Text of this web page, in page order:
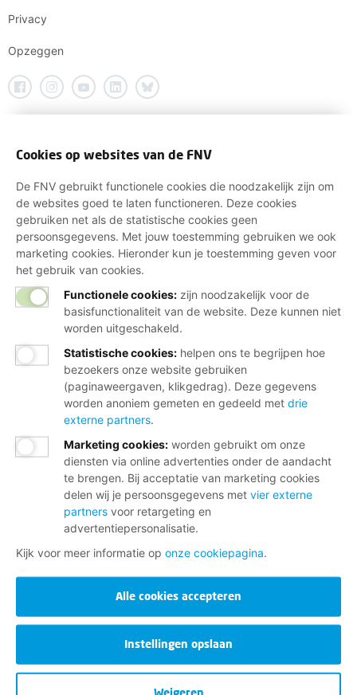
Privacy
Opzeggen
Cookies op websites van de FNV
De FNV gebruikt functionele cookies die noodzakelijk zijn om
de websites goed te laten functioneren. Deze cookies
gebruiken net als de statistische cookies geen
persoonsgegevens. Met jouw toestemming gebruiken we ook
marketing cookies. Hieronder kun je toestemming geven voor
het gebruik van cookies.
Functionele cookies: zijn noodzakelijk voor de
basisfunctionaliteit van de website. Deze kunnen niet
worden uitgeschakeld.
Statistische cookies: helpen ons te begrijpen hoe
bezoekers onze website gebruiken
(paginaweergaven, klikgedrag). Deze gegevens
worden anoniem gemeten en gedeeld met drie
externe partners.
Marketing cookies: worden gebruikt om onze
diensten via online advertenties onder de aandacht
te brengen. Bij acceptatie van marketing cookies
delen wij je persoonsgegevens met vier externe
partners voor retargeting en
advertentiepersonalisatie.
Kijk voor meer informatie op onze cookiepagina.
Alle cookies accepteren
Instellingen opslaan
Weigeren